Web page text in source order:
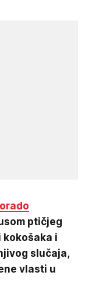
ptičjeg
kokošaka i
slučaja,
vlasti u